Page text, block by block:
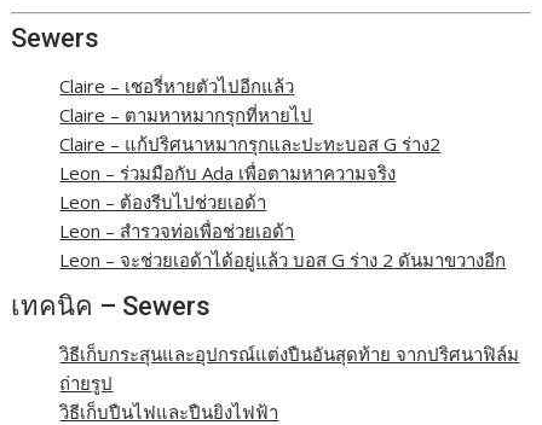
Sewers
Claire – เชอรี่หายตัวไปอีกแล้ว
Claire – ตามหาหมากรุกที่หายไป
Claire – แก้ปริศนาหมากรุกและปะทะบอส G ร่าง2
Leon – ร่วมมือกับ Ada เพื่อตามหาความจริง
Leon – ต้องรีบไปช่วยเอด้า
Leon – สำรวจท่อเพื่อช่วยเอด้า
Leon – จะช่วยเอด้าได้อยู่แล้ว บอส G ร่าง 2 ดันมาขวางอีก
เทคนิค – Sewers
วิธีเก็บกระสุนและอุปกรณ์แต่งปืนอันสุดท้าย จากปริศนาฟิล์ม
ถ่ายรูป
วิธีเก็บปืนไฟและปืนยิงไฟฟ้า